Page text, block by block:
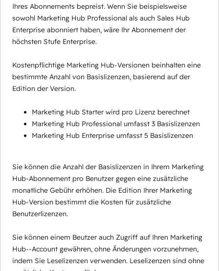
Ihres Abonnements bepreist. Wenn Sie beispielsweise
sowohl Marketing Hub Professional als auch Sales Hub
Enterprise abonniert haben, wäre Ihr Abonnement der
höchsten Stufe Enterprise.
Kostenpflichtige Marketing Hub-Versionen beinhalten eine
bestimmte Anzahl von Basislizenzen, basierend auf der
Edition der Version.
Marketing Hub Starter wird pro Lizenz berechnet
Marketing Hub Professional umfasst 3 Basislizenzen
Marketing Hub Enterprise umfasst 5 Basislizenzen
Sie können die Anzahl der Basislizenzen in Ihrem Marketing
Hub-Abonnement pro Benutzer gegen eine zusätzliche
monatliche Gebühr erhöhen. Die Edition Ihrer Marketing
Hub-Version bestimmt die Kosten für zusätzliche
Benutzerlizenzen.
Sie können einem Beutzer auch Zugriff auf Ihren Marketing
Hub--Account gewähren, ohne Änderungen vorzunehmen,
indem Sie Leselizenzen verwenden. Leselizenzen sind ohne